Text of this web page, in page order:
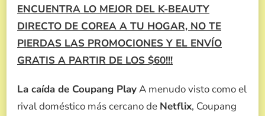
ENCUENTRA LO MEJOR DEL K-BEAUTY
DIRECTO DE COREA A TU HOGAR, NO TE
PIERDAS LAS PROMOCIONES Y EL ENVÍO
GRATIS A PARTIR DE LOS $60!!!
La caída de Coupang PlayA menudo visto como el
rival doméstico más cercano de Netflix, Coupang